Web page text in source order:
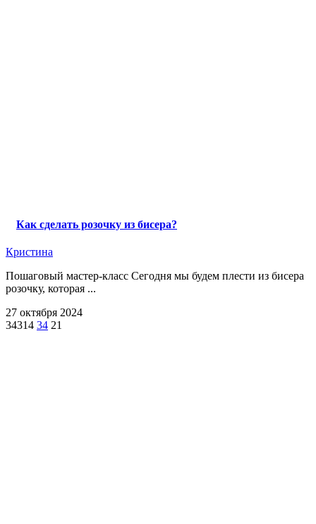
Как сделать розочку из бисера?
Кристина
Пошаговый мастер-класс Сегодня мы будем плести из бисера
розочку, которая ...
27 октября 2024
34314 34 21